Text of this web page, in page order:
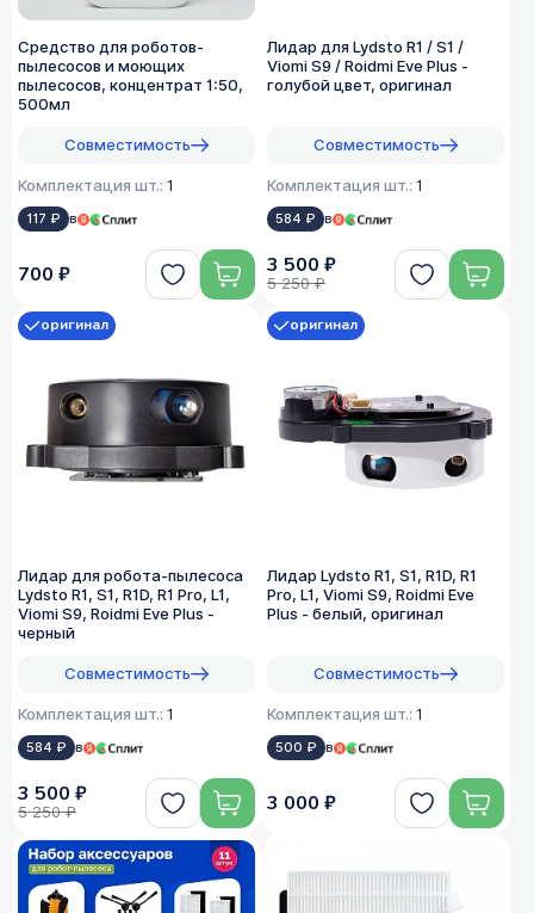
Средство для роботов-
пылесосов и моющих
пылесосов, концентрат 1:50,
500мл
Совместимость
Комплектация шт.: 1
117 ₽ в
700 ₽
Лидар для Lydsto R1 / S1 /
Viomi S9 / Roidmi Eve Plus -
голубой цвет, оригинал
Совместимость
Комплектация шт.: 1
584 ₽ в
3 500 ₽
5 250 ₽
Лидар для робота-пылесоса
Lydsto R1, S1, R1D, R1 Pro, L1,
Viomi S9, Roidmi Eve Plus -
черный
Совместимость
Комплектация шт.: 1
584 ₽ в
оригинал
3 500 ₽
5 250 ₽
Лидар Lydsto R1, S1, R1D, R1
Pro, L1, Viomi S9, Roidmi Eve
Plus - белый, оригинал
Совместимость
Комплектация шт.: 1
500 ₽ в
оригинал
3 000 ₽